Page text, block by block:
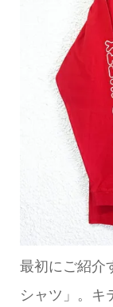
最初にご紹介
シャツ」。キ